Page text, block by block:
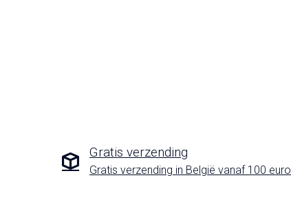
Gratis verzending
Gratis verzending in België vanaf 100 euro